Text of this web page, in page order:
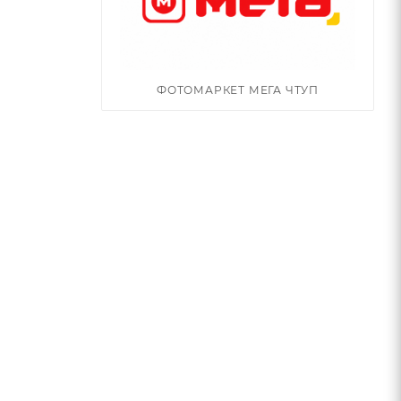
ФОТОМАРКЕТ МЕГА ЧТУП